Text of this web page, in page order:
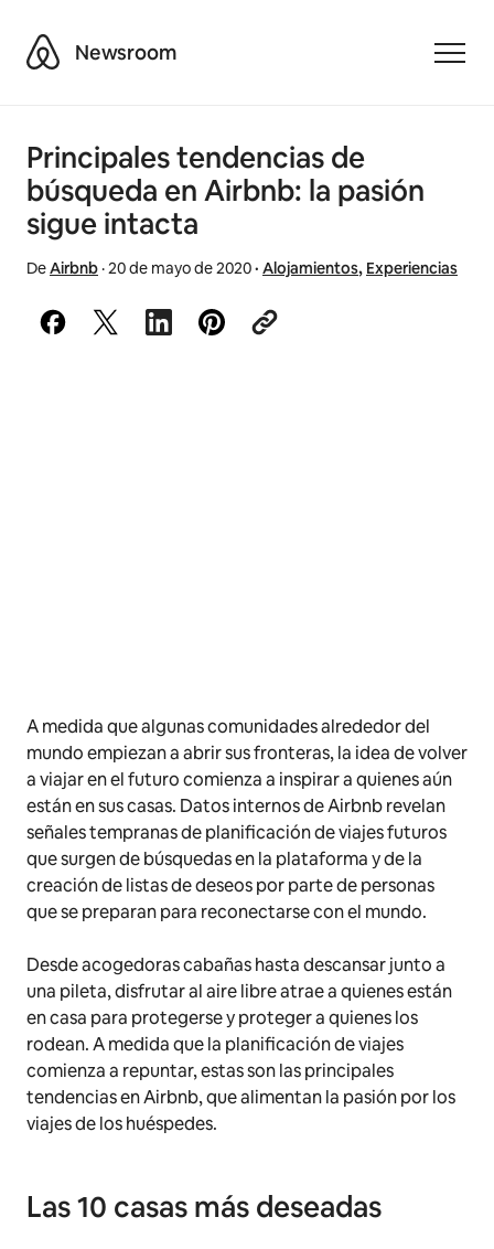
AirbnbNewsroom
Principales tendencias de
búsqueda en Airbnb: la pasión
sigue intacta
DeAirbnb·20 de mayo de 2020· Alojamientos, Experiencias
A medida que algunas comunidades alrededor del
mundo empiezan a abrir sus fronteras, la idea de volver
a viajar en el futuro comienza a inspirar a quienes aún
están en sus casas. Datos internos de Airbnb revelan
señales tempranas de planificación de viajes futuros
que surgen de búsquedas en la plataforma y de la
creación de listas de deseos por parte de personas
que se preparan para reconectarse con el mundo.
Desde acogedoras cabañas hasta descansar junto a
una pileta, disfrutar al aire libre atrae a quienes están
en casa para protegerse y proteger a quienes los
rodean. A medida que la planificación de viajes
comienza a repuntar, estas son las principales
tendencias en Airbnb, que alimentan la pasión por los
viajes de los huéspedes.
Las 10 casas más deseadas